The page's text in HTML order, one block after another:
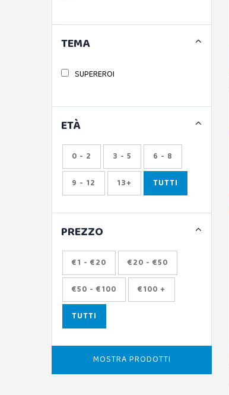
TEMA
SUPEREROI
ETÀ
0 - 2 3 - 5 6 - 8
9 - 12 13+ TUTTI
PREZZO
€1 - €20 €20 - €50
€50 - €100 €100 +
TUTTI
MOSTRA PRODOTTI